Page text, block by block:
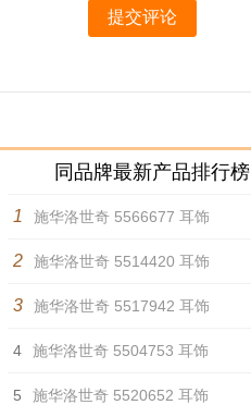
提交评论
同品牌最新产品排行榜
1 施华洛世奇 5566677 耳饰
2 施华洛世奇 5514420 耳饰
3 施华洛世奇 5517942 耳饰
4 施华洛世奇 5504753 耳饰
5 施华洛世奇 5520652 耳饰